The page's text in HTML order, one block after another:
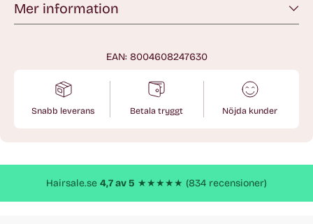
Mer information
EAN: 8004608247630
Snabb leverans Betala tryggt Nöjda kunder
produkt
Hairsale.se 4,7 av 5 ★★★★★ (834 recensioner)